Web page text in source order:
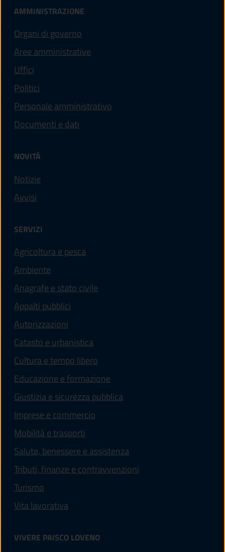
AMMINISTRAZIONE
Organi di governo
Aree amministrative
Uffici
Politici
Personale amministrativo
Documenti e dati
NOVITÀ
Notizie
Avvisi
SERVIZI
Agricoltura e pesca
Ambiente
Anagrafe e stato civile
Appalti pubblici
Autorizzazioni
Catasto e urbanistica
Cultura e tempo libero
Educazione e formazione
Giustizia e sicurezza pubblica
Imprese e commercio
Mobilità e trasporti
Salute, benessere e assistenza
Tributi, finanze e contravvenzioni
Turismo
Vita lavorativa
VIVERE PAISCO LOVENO